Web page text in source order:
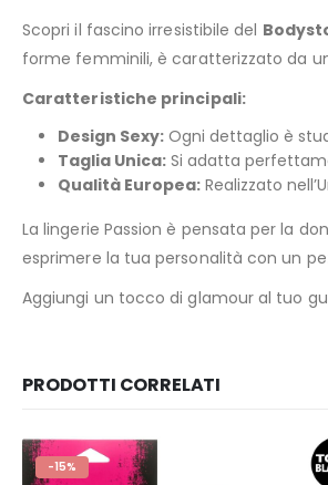
Scopri il fascino irresistibile del
forme femminili, è caratterizzato da
Caratteristiche principali:
Design Sexy: Ogni dettaglio è
Taglia Unica: Si adatta
Qualità Europea: Realizzato
La lingerie Passion è pensata per la
esprimere la tua personalità con un
Aggiungi un tocco di glamour al tuo
PRODOTTI CORRELATI
-15%